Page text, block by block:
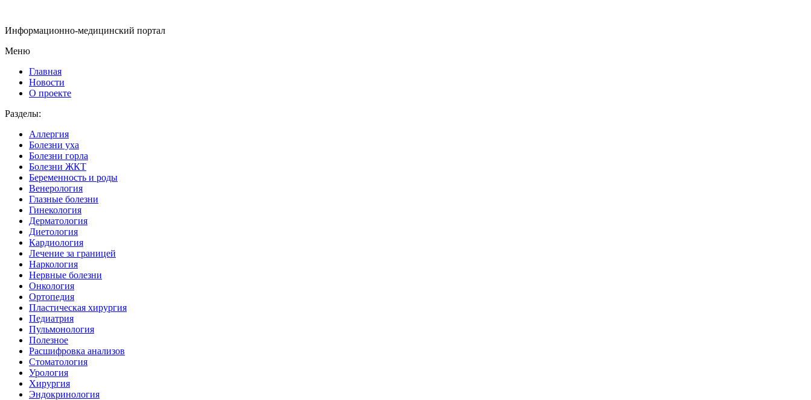
Информационно-медицинский портал
Меню
Главная
Новости
О проекте
Разделы:
Аллергия
Болезни уха
Болезни горла
Болезни ЖКТ
Беременность и роды
Венерология
Глазные болезни
Гинекология
Дерматология
Диетология
Кардиология
Лечение за границей
Наркология
Нервные болезни
Онкология
Ортопедия
Пластическая хирургия
Педиатрия
Пульмонология
Полезное
Расшифровка анализов
Стоматология
Урология
Хирургия
Эндокринология